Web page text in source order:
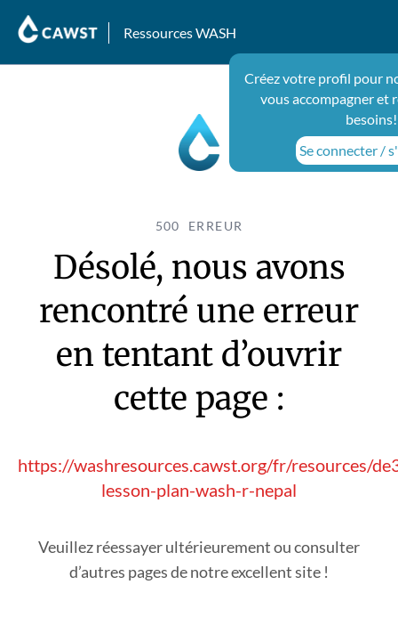
Ressources WASH
Créez votre profil pour
vous accompagner et
besoins!
Se connecter /
500 ERREUR
Désolé, nous avons
rencontré une erreur
en tentant d’ouvrir
cette page :
https://washresources.cawst.org/fr/resources/
lesson-plan-wash-r-nepal
Veuillez réessayer ultérieurement ou consulter
d’autres pages de notre excellent site !